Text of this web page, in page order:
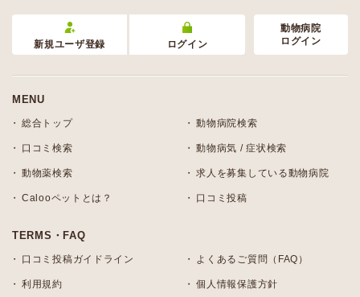
新規ユーザ登録 ログイン
動物病院
ログイン
MENU
総合トップ 動物病院検索
口コミ検索 動物病気 / 症状検索
動物薬検索 求人を募集している動物病院
Calooペットとは？ 口コミ投稿
TERMS・FAQ
口コミ投稿ガイドライン よくあるご質問（FAQ）
利用規約 個人情報保護方針